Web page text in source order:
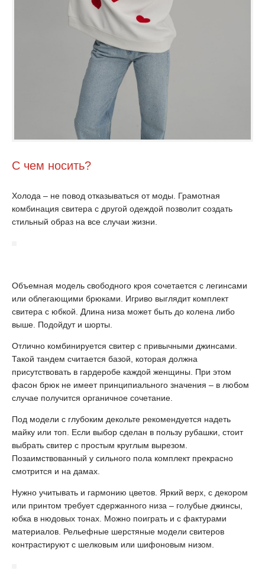
С чем носить?
Холода – не повод отказываться от моды. Грамотная
комбинация свитера с другой одеждой позволит создать
стильный образ на все случаи жизни.
Объемная модель свободного кроя сочетается с легинсами
или облегающими брюками. Игриво выглядит комплект
свитера с юбкой. Длина низа может быть до колена либо
выше. Подойдут и шорты.
Отлично комбинируется свитер с привычными джинсами.
Такой тандем считается базой, которая должна
присутствовать в гардеробе каждой женщины. При этом
фасон брюк не имеет принципиального значения – в любом
случае получится органичное сочетание.
Под модели с глубоким декольте рекомендуется надеть
майку или топ. Если выбор сделан в пользу рубашки, стоит
выбрать свитер с простым круглым вырезом.
Позаимствованный у сильного пола комплект прекрасно
смотрится и на дамах.
Нужно учитывать и гармонию цветов. Яркий верх, с декором
или принтом требует сдержанного низа – голубые джинсы,
юбка в нюдовых тонах. Можно поиграть и с фактурами
материалов. Рельефные шерстяные модели свитеров
контрастируют с шелковым или шифоновым низом.